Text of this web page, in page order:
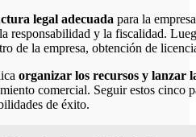
legal adecuada para la
responsabilidad y la fiscalidad.
de la empresa, obtención de
organizar los recursos y lanzar
comercial. Seguir estos cinco
de éxito.